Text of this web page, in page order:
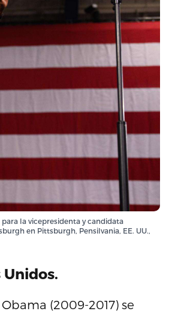
la vicepresidenta y candidata
en Pittsburgh, Pensilvania, EE. UU.,
(2009-2017) se